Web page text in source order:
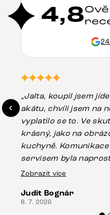
4,8
„Jalta, koupil jsem
akátu, chvíli jsem na
vyplatilo se to. Ve
krásný, jako na obrázcích. Je ozdobou naší
kuchyně.
servisem byla
drobné poškození u
Vincze mi velmi
Doporučuji produkty
Zobrazit více
Judit Bognár
8. 7. 2026